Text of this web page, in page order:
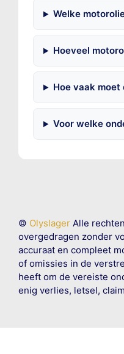
Welke
Hoeveel
Hoe vaak
Voor welke
© OlyslagerAlle
overgedragen zonder
accuraat en compleet
of omissies in de
heeft om de vereiste
enig verlies, letsel,